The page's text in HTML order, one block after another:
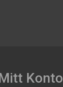
Konto